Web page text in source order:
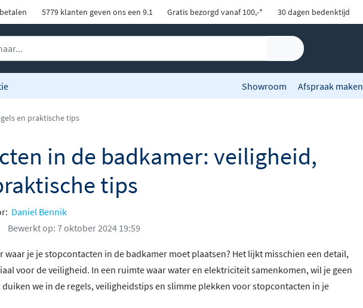
5779 klanten geven ons een 9.1 Gratis bezorgd vanaf 100,-* 30 dagen bedenktijd
Showroom Afspraak maken
en praktische tips
in de badkamer: veiligheid,
tips
Daniel Bennik
Bewerkt op: 7 oktober 2024 19:59
waar je je stopcontacten in de badkamer moet plaatsen? Het lijkt misschien een detail,
voor de veiligheid. In een ruimte waar water en elektriciteit samenkomen, wil je geen
we in de regels, veiligheidstips en slimme plekken voor stopcontacten in je